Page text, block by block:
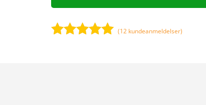
(12 kundeanmeldelser)